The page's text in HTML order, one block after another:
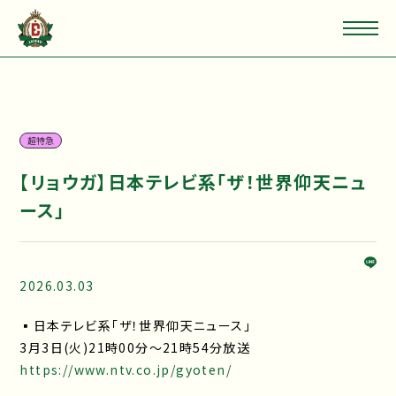
超特急
【リョウガ】日本テレビ系「ザ！世界仰天ニュ
ース」
2026.03.03
▪日本テレビ系「ザ！世界仰天ニュース」
3月3日(火)21時00分～21時54分放送
https://www.ntv.co.jp/gyoten/